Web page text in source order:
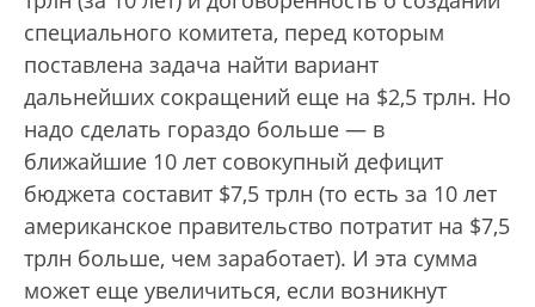
специального комитета, перед которым
поставлена задача найти вариант
дальнейших сокращений еще на $2,5 трлн. Но
надо сделать гораздо больше — в
ближайшие 10 лет совокупный дефицит
бюджета составит $7,5 трлн (то есть за 10 лет
американское правительство потратит на $7,5
трлн больше, чем заработает). И эта сумма
может еще увеличиться, если возникнут